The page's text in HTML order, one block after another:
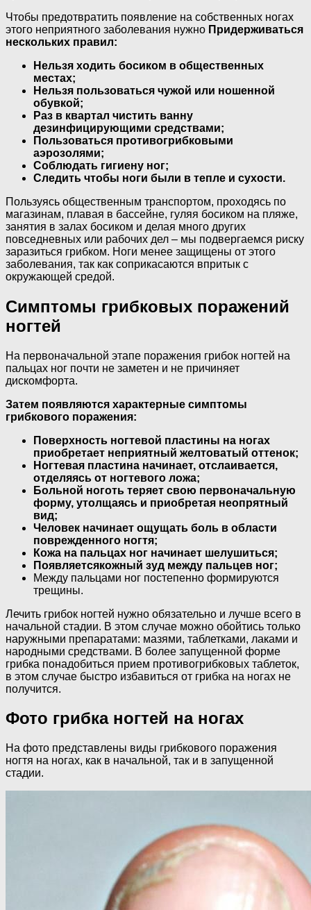
Чтобы предотвратить появление на собственных ногах
этого неприятного заболевания нужно П ридерживаться
нескольких правил:
Нельзя ходить босиком в общественных
местах;
Нельзя пользоваться чужой или ношенной
обувкой;
Раз в квартал чистить ванну
дезинфицирующими средствами;
Пользоваться противогрибковыми
аэрозолями;
Соблюдать гигиену ног;
Следить чтобы ноги были в тепле и сухости.
Пользуясь общественным транспортом, проходясь по
магазинам, плавая в бассейне, гуляя босиком на пляже,
занятия в залах босиком и делая много других
повседневных или рабочих дел – мы подвергаемся риску
заразиться грибком. Ноги менее защищены от этого
заболевания, так как соприкасаются впритык с
окружающей средой.
Симптомы грибковых поражений
ногтей
На первоначальной этапе поражения грибок ногтей на
пальцах ног почти не заметен и не причиняет
дискомфорта.
Затем появляются характерные симптомы
грибкового поражения:
Поверхность ногтевой пластины на ногах
приобретает неприятный желтоватый оттенок;
Ногтевая пластина начинает, отслаивается,
отделяясь от ногтевого ложа;
Больной ноготь теряет свою первоначальную
форму, утолщаясь и приобретая неопрятный
вид;
Человек начинает ощущать боль в области
поврежденного ногтя;
Кожа на пальцах ног начинает шелушиться;
Появляетсякожный зуд между пальцев ног;
Между пальцами ног постепенно формируются
трещины.
Лечить грибок ногтей нужно обязательно и лучше всего в
начальной стадии. В этом случае можно обойтись только
наружными препаратами: мазями, таблетками, лаками и
народными средствами. В более запущенной форме
грибка понадобиться прием противогрибковых таблеток,
в этом случае быстро избавиться от грибка на ногах не
получится.
Фото грибка ногтей на ногах
На фото представлены виды грибкового поражения
ногтя на ногах, как в начальной, так и в запущенной
стадии.